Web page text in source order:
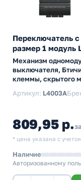
Переключатель
размер 1 модуль
Механизм
выключателя,
клеммы, скрытого
Артикул: L4003A
809,95 р.
* цена указана с
Наличие
Авторизованному